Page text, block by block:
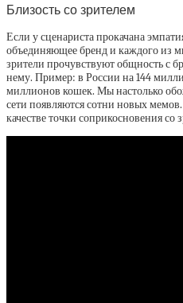
Близость со зрителем
Если у сценариста прокачана
объединяющее бренд и каждого из
зрители прочувствуют общность с
нему. Пример: в России на 144
миллионов кошек. Мы настолько
сети появляются сотни новых
качестве точки соприкосновения со